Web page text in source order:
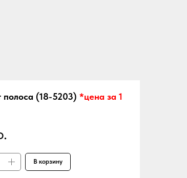
полоса (18-5203) *цена за 1
В корзину